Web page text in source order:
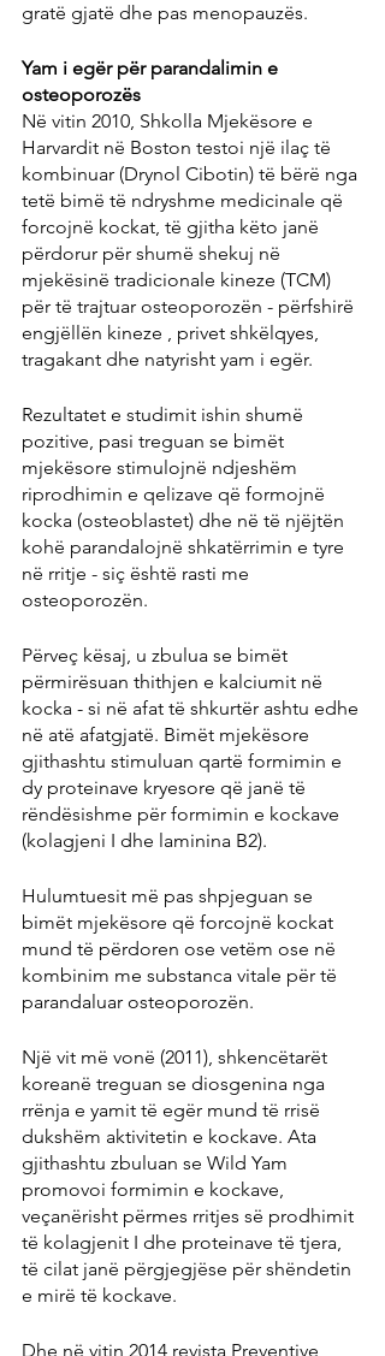
gratë gjatë dhe pas menopauzës.
Yam i egër për parandalimin e
osteoporozës
Në vitin 2010, Shkolla Mjekësore e
Harvardit në Boston testoi një ilaç të
kombinuar (Drynol Cibotin) të bërë nga
tetë bimë të ndryshme medicinale që
forcojnë kockat, të gjitha këto janë
përdorur për shumë shekuj në
mjekësinë tradicionale kineze (TCM)
për të trajtuar osteoporozën - përfshirë
engjëllën kineze , privet shkëlqyes,
tragakant dhe natyrisht yam i egër.
Rezultatet e studimit ishin shumë
pozitive, pasi treguan se bimët
mjekësore stimulojnë ndjeshëm
riprodhimin e qelizave që formojnë
kocka (osteoblastet) dhe në të njëjtën
kohë parandalojnë shkatërrimin e tyre
në rritje - siç është rasti me
osteoporozën.
Përveç kësaj, u zbulua se bimët
përmirësuan thithjen e kalciumit në
kocka - si në afat të shkurtër ashtu edhe
në atë afatgjatë. Bimët mjekësore
gjithashtu stimuluan qartë formimin e
dy proteinave kryesore që janë të
rëndësishme për formimin e kockave
(kolagjeni I dhe laminina B2).
Hulumtuesit më pas shpjeguan se
bimët mjekësore që forcojnë kockat
mund të përdoren ose vetëm ose në
kombinim me substanca vitale për të
parandaluar osteoporozën.
Një vit më vonë (2011), shkencëtarët
koreanë treguan se diosgenina nga
rrënja e yamit të egër mund të rrisë
dukshëm aktivitetin e kockave. Ata
gjithashtu zbuluan se Wild Yam
promovoi formimin e kockave,
veçanërisht përmes rritjes së prodhimit
të kolagjenit I dhe proteinave të tjera,
të cilat janë përgjegjëse për shëndetin
e mirë të kockave.
Dhe në vitin 2014 revista Preventive